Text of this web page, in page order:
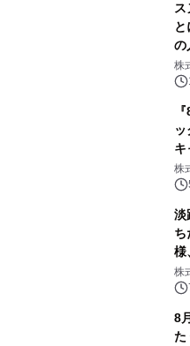
ス
の
ラ
ボ
株
キ
株
淡
ち
様
き
素
株
8
た